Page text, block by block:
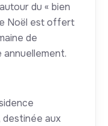
du « bien
Noël est offert
de
annuellement.
destinée aux